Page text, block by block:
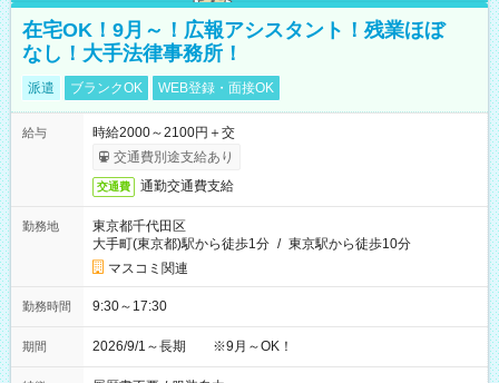
在宅OK！9月～！広報アシスタント！残業ほぼ
なし！大手法律事務所！
派遣 ブランクOK WEB登録・面接OK
給与
時給2000～2100円＋交
交通費別途支給あり
交通費 通勤交通費支給
勤務地
東京都千代田区
大手町(東京都)駅から徒歩1分 / 東京駅から徒歩10分
マスコミ関連
勤務時間 9:30～17:30
期間 2026/9/1～長期 ※9月～OK！